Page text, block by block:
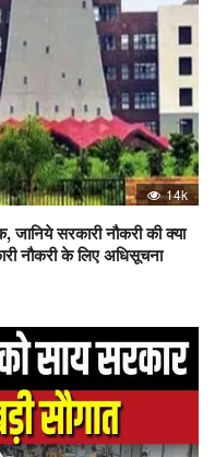
14k
सरकारी नौकरी की क्या
नौकरी के लिए अधिसूचना